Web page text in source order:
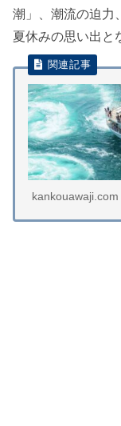
潮」、潮流の迫力
夏休みの思い出と
kankouawaji.com